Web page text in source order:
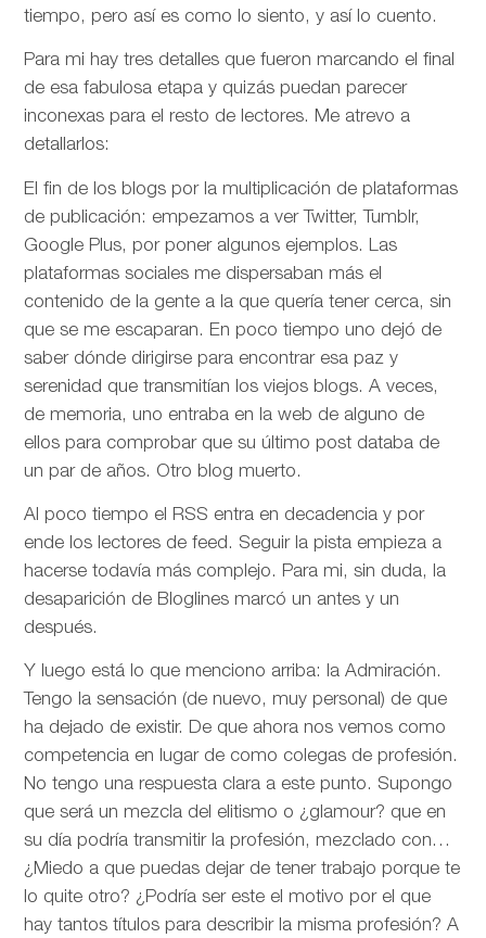
tiempo, pero así es como lo siento, y así lo cuento.
Para mi hay tres detalles que fueron marcando el final
de esa fabulosa etapa y quizás puedan parecer
inconexas para el resto de lectores. Me atrevo a
detallarlos:
El fin de los blogs por la multiplicación de plataformas
de publicación: empezamos a ver Twitter, Tumblr,
Google Plus, por poner algunos ejemplos. Las
plataformas sociales me dispersaban más el
contenido de la gente a la que quería tener cerca, sin
que se me escaparan. En poco tiempo uno dejó de
saber dónde dirigirse para encontrar esa paz y
serenidad que transmitían los viejos blogs. A veces,
de memoria, uno entraba en la web de alguno de
ellos para comprobar que su último post databa de
un par de años. Otro blog muerto.
Al poco tiempo el RSS entra en decadencia y por
ende los lectores de feed. Seguir la pista empieza a
hacerse todavía más complejo. Para mi, sin duda, la
desaparición de Bloglines marcó un antes y un
después.
Y luego está lo que menciono arriba: la Admiración.
Tengo la sensación (de nuevo, muy personal) de que
ha dejado de existir. De que ahora nos vemos como
competencia en lugar de como colegas de profesión.
No tengo una respuesta clara a este punto. Supongo
que será un mezcla del elitismo o ¿glamour? que en
su día podría transmitir la profesión, mezclado con…
¿Miedo a que puedas dejar de tener trabajo porque te
lo quite otro? ¿Podría ser este el motivo por el que
hay tantos títulos para describir la misma profesión? A